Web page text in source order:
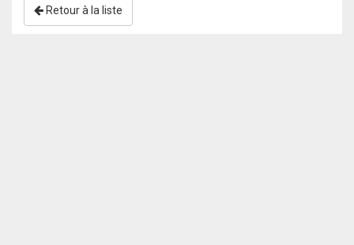
Retour à la liste